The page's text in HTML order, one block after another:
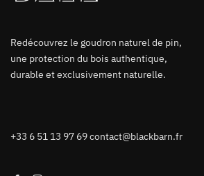
Redécouvrez le goudron naturel de pin,
une protection du bois authentique,
durable et exclusivement naturelle.
+33 6 51 13 97 69contact@blackbarn.fr